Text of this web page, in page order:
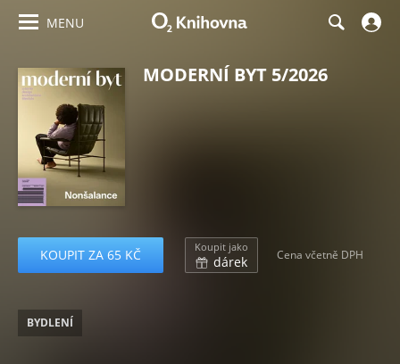
MENU
MODERNÍ BYT 5/2026
KOUPIT ZA 65 KČ Koupit jako
dárek Cena včetně DPH
BYDLENÍ